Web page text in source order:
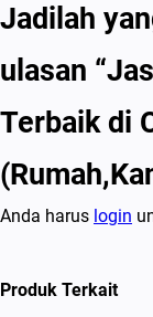
p
a
U
a
Jadilah
ulasan
Terbaik di
Anda harus login
Produk Terkait